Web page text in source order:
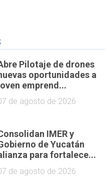
Pilotaje de drones
oportunidades a
emprend...
de agosto de 2026
IMER y
de Yucatán
para fortalece...
de agosto de 2026